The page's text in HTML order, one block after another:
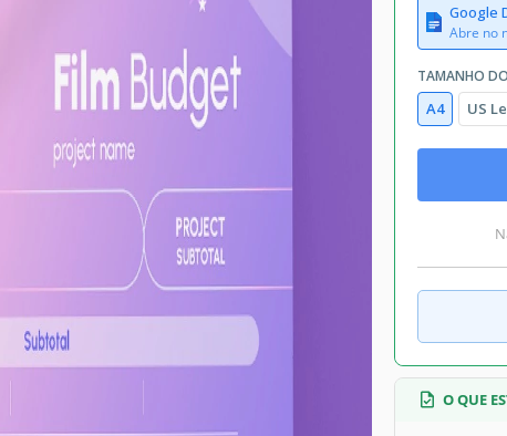
Google
Abre no
TAMANHO
A4 US
O QUE